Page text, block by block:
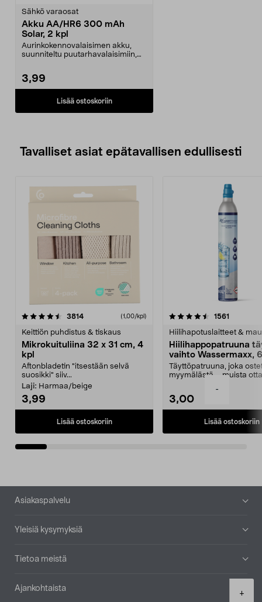
-
+
Sähkö varaosat
Akku AA/HR6 300 mAh
Solar, 2 kpl
Aurinkokennovalaisimen akku,
suunniteltu puutarhavalaisimiin,
3,99
Lisää ostoskoriin
Tavalliset asiat epätavallisen edullisesti
3814arvostelut (1,00/kpl)
Keittiön puhdistus & tiskaus
Mikrokuituliina 32 x 31 cm, 4
kpl
Aftonbladetin "itsestään selvä
suosikki" siiv...
Laji: Harmaa/beige
3,99
Lisää ostoskoriin
4.5viidestä
1561
Hiilihapotuslaitteet &
Hiilihappopatruuna
vaihto Wassermaxx,
Täyttöpatruuna, joka
myymälästä – muista
3,00
Lisää ostoskoriin
4.5viidestä
Alatunniste
Asiakaspalvelu
Yleisiä kysymyksiä
Tietoa meistä
Ajankohtaista